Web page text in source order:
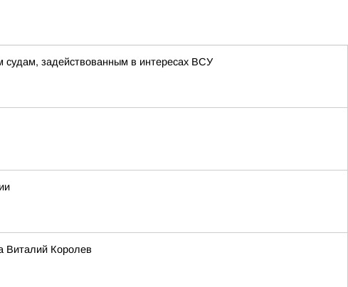
задействованным в интересах ВСУ
Виталий Королев